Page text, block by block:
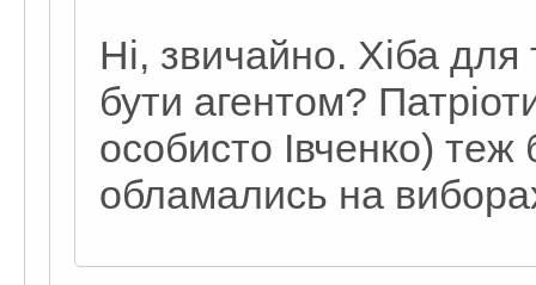
Ні, звичайно. Хіба
бути агентом?
особисто Івченко)
обламались на